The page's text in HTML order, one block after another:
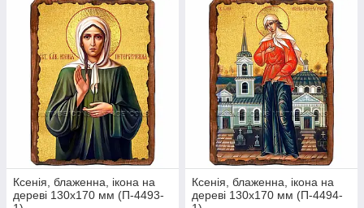
Ксенія, блаженна, ікона на
дереві 130х170 мм (П-4493-
Ксенія, блаженна, ікона на
дереві 130х170 мм (П-4494-